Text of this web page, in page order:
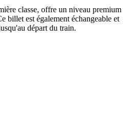
classe, offre un niveau premium
billet est également échangeable et
départ du train.